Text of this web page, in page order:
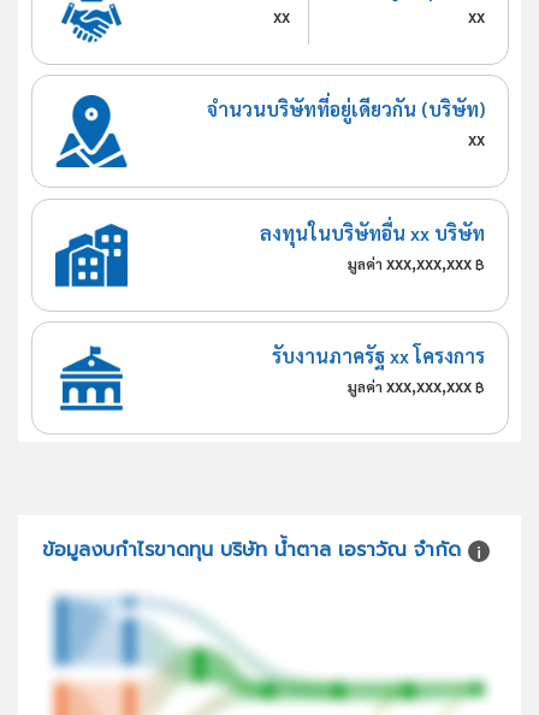
xx xx
จำนวนบริษัทที่อยู่เดียวกัน (บริษัท)
xx
ลงทุนในบริษัทอื่น xx บริษัท
มูลค่า xxx,xxx,xxx ฿
รับงานภาครัฐ xx โครงการ
มูลค่า xxx,xxx,xxx ฿
ข้อมูลงบกำไรขาดทุน บริษัท น้ำตาล เอราวัณ จำกัด